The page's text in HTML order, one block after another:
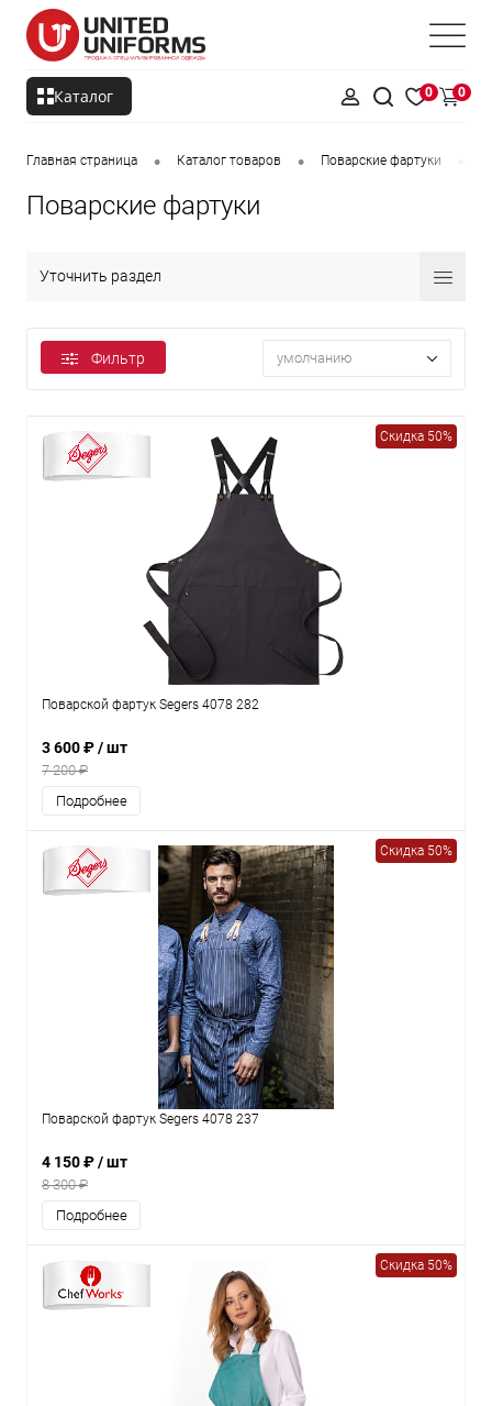
Каталог 0 0
Главная страница • Каталог товаров • Поварские фартуки
Поварские фартуки
Уточнить раздел
Фильтр умолчанию
Скидка 50%
Поварской фартук Segers 4078 282
3 600 ₽/ шт
7 200 ₽
Подробнее
Скидка 50%
Поварской фартук Segers 4078 237
4 150 ₽/ шт
8 300 ₽
Подробнее
Скидка 50%